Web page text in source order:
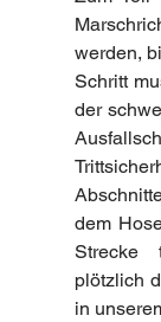
werden,
Schritt
der
dem
Strecke
plötzlich
in